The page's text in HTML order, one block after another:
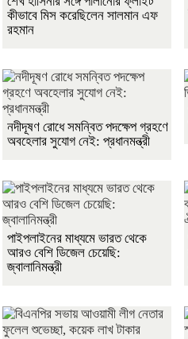
কীভাবে মিস করেছিলেন সালমান এফ
রহমান
নদীদূষণ রোধে সমন্বিত পদক্ষেপ গ্রহণে
অবহেলার সুযোগ নেই: প্রধানমন্ত্রী
পাইপলাইনের মাধ্যমে ভারত থেকে
আরও বেশি ডিজেল চেয়েছি:
জ্বালানিমন্ত্রী